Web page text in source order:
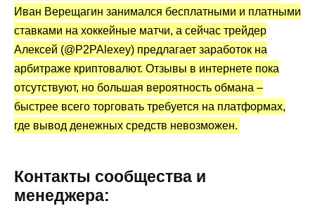
Иван Верещагин занимался бесплатными и платными
ставками на хоккейные матчи, а сейчас трейдер
Алексей (@P2PAlexey) предлагает заработок на
арбитраже криптовалют. Отзывы в интернете пока
отсутствуют, но большая вероятность обмана –
быстрее всего торговать требуется на платформах,
где вывод денежных средств невозможен.
Контакты сообщества и
менеджера: